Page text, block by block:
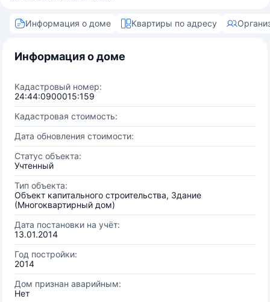
Информация о доме Квартиры по адресу
Информация о доме
Кадастровый номер:
24:44:0900015:159
Кадастровая стоимость:
Дата обновления стоимости:
Статус объекта:
Учтенный
Тип объекта:
Объект капитального строительства, Здание
(Многоквартирный дом)
Дата постановки на учёт:
13.01.2014
Год постройки:
2014
Дом признан аварийным:
Нет